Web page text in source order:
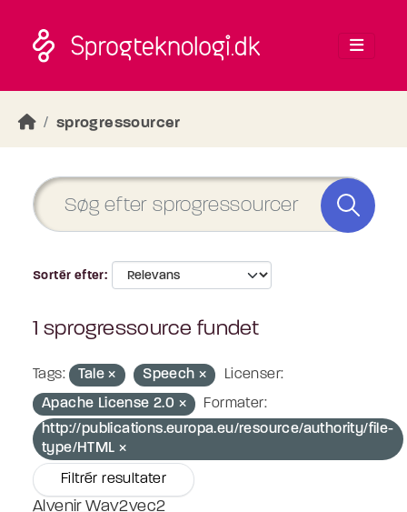
sprogressourcer
Sortér efter
1 sprogressource fundet
Tags: Tale Speech
Licenser:
Apache License 2.0
Formater:
http://publications.europa.eu/resource/authority/file-
type/HTML
Filtrér resultater
Alvenir Wav2vec2